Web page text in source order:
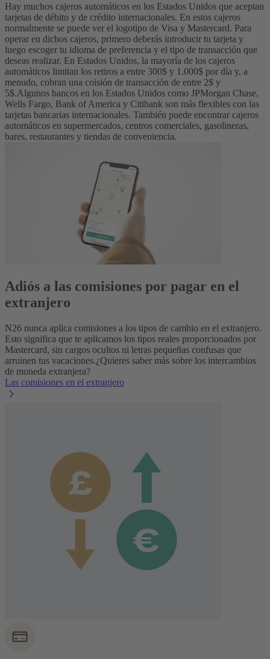
Hay muchos cajeros automáticos en los Estados Unidos que aceptan
tarjetas de débito y de crédito internacionales. En estos cajeros
normalmente se puede ver el logotipo de Visa y Mastercard. Para
operar en dichos cajeros, primero deberás introducir tu tarjeta y
luego escoger tu idioma de preferencia y el tipo de transacción que
deseas realizar. En Estados Unidos, la mayoría de los cajeros
automáticos limitan los retiros a entre 300$ y 1.000$ por día y, a
menudo, cobran una coisión de transacción de entre 2$ y
5$.Algunos bancos en los Estados Unidos como JPMorgan Chase,
Wells Fargo, Bank of America y Citibank son más flexibles con las
tarjetas bancarias internacionales. También puede encontrar cajeros
automáticos en supermercados, centros comerciales, gasolineras,
bares, restaurantes y tiendas de conveniencia.
Adiós a las comisiones por pagar en el
extranjero
N26 nunca aplica comisiones a los tipos de cambio en el extranjero.
Esto significa que te aplicamos los tipos reales proporcionados por
Mastercard, sin cargos ocultos ni letras pequeñas confusas que
arruinen tus vacaciones.¿Quieres saber más sobre los intercambios
de moneda extranjera?
Las comisiones en el extranjero